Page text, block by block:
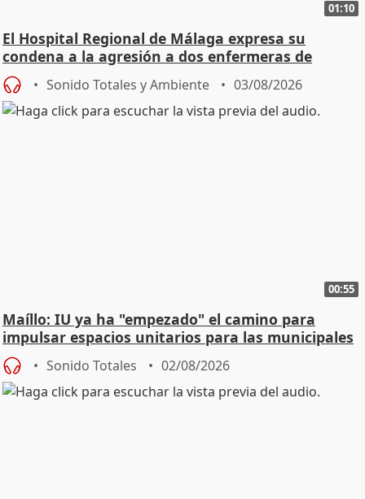
01:10
El Hospital Regional de Málaga expresa su
condena a la agresión a dos enfermeras de
Urgencias
Sonido Totales y Ambiente 03/08/2026
00:55
Maíllo: IU ya ha "empezado" el camino para
impulsar espacios unitarios para las municipales
Sonido Totales 02/08/2026